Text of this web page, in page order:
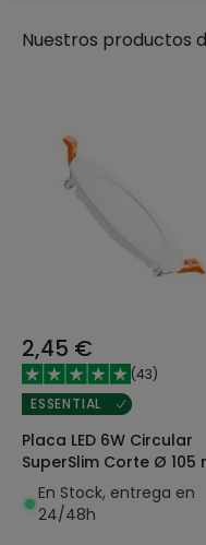
Nuestros productos
2,45 €
(43)
ESSENTIAL
Placa LED 6W Circular
SuperSlim Corte Ø 105
En Stock, entrega en
24/48h